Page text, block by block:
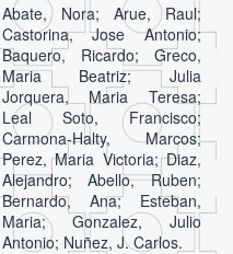
Abate, Nora; Arue, Raul;
Castorina, Jose Antonio;
Baquero, Ricardo; Greco,
Maria Beatriz; Julia
Jorquera, Maria Teresa;
Leal Soto, Francisco;
Carmona-Halty, Marcos;
Perez, Maria Victoria; Diaz,
Alejandro; Abello, Ruben;
Bernardo, Ana; Esteban,
Maria; Gonzalez, Julio
Antonio; Nuñez, J. Carlos.